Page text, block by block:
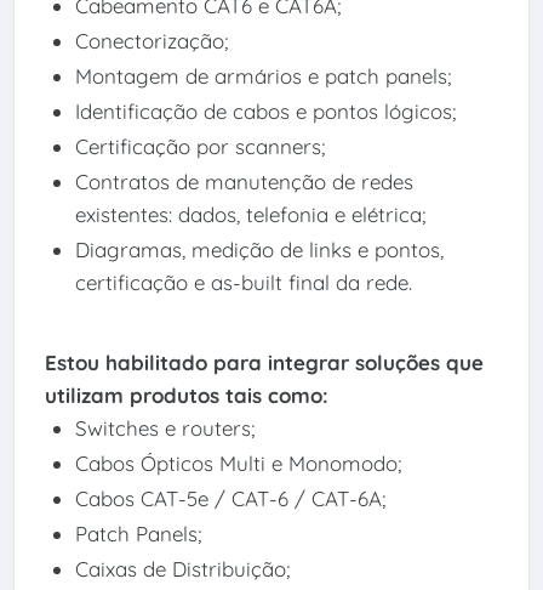
Cabeamento CAT6 e CAT6A;
Conectorização;
Montagem de armários e patch panels;
Identificação de cabos e pontos lógicos;
Certificação por scanners;
Contratos de manutenção de redes
existentes: dados, telefonia e elétrica;
Diagramas, medição de links e pontos,
certificação e as-built final da rede.
Estou habilitado para integrar soluções que
utilizam produtos tais como:
Switches e routers;
Cabos Ópticos Multi e Monomodo;
Cabos CAT-5e / CAT-6 / CAT-6A;
Patch Panels;
Caixas de Distribuição;